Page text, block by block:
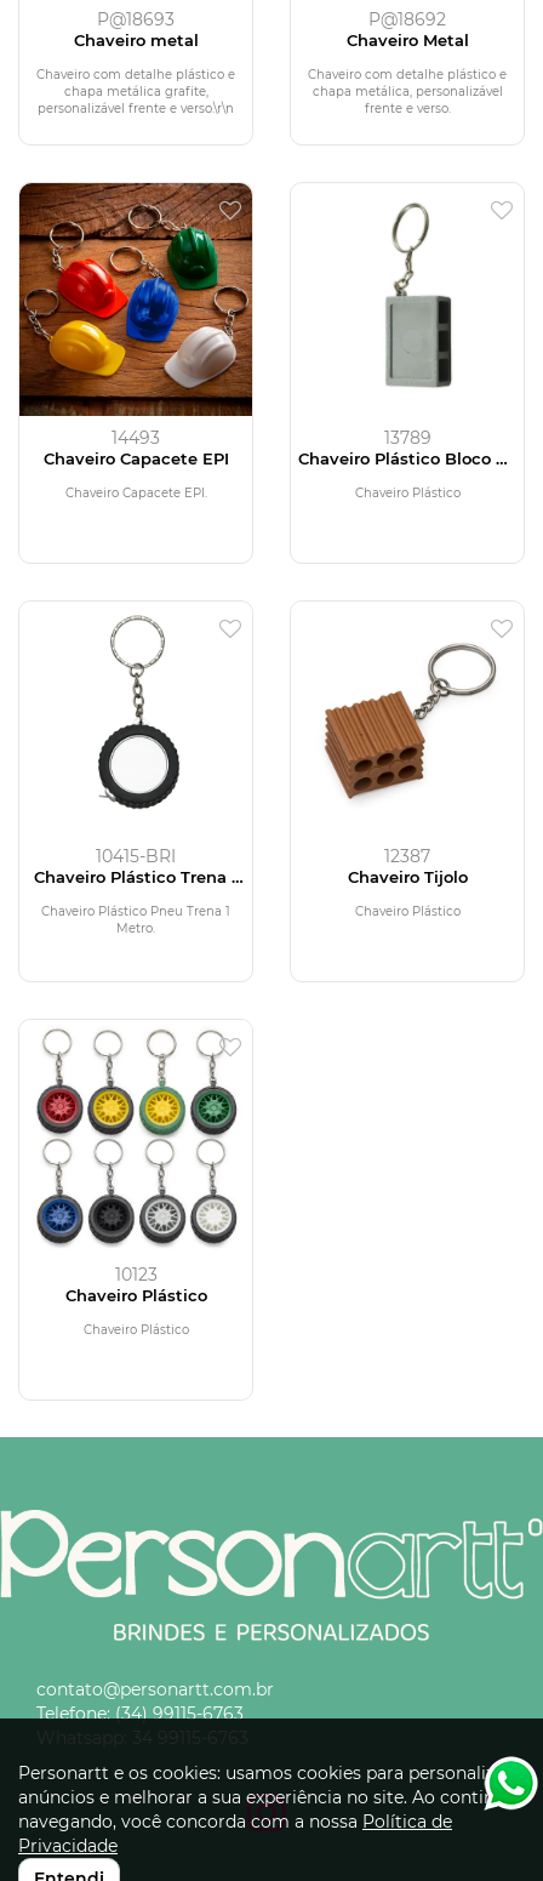
P@18693
Chaveiro metal
Chaveiro com detalhe plástico e
chapa metálica grafite,
personalizável frente e verso.\r\n
P@18692
Chaveiro Metal
Chaveiro com detalhe plástico e
chapa metálica, personalizável
frente e verso.
14493
Chaveiro Capacete EPI
Chaveiro Capacete EPI.
13789
Chaveiro Plástico Bloco de
Chaveiro Plástico
10415-BRI
Chaveiro Plástico Trena 1
Chaveiro Plástico Pneu Trena 1
Metro.
12387
Chaveiro Tijolo
Chaveiro Plástico
10123
Chaveiro Plástico
Chaveiro Plástico
contato@personartt.com.br
Telefone:(34) 99115-6763
Whatsapp:
34 99115-6763
Personartt e os cookies: usamos cookies para personalizar
anúncios e melhorar a sua experiência no site. Ao continuar
navegando, você concorda com a nossa Política de
Privacidade